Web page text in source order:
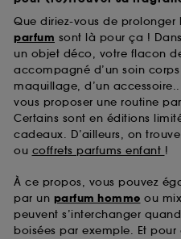
Que diriez-vous de prolonger
parfum sont là pour ça !
un objet déco, votre flacon
accompagné d’un soin
maquillage, d’un
vous proposer une routine
Certains sont en éditions
cadeaux. D’ailleurs, on trouve
ou coffrets parfums enfant !
À ce propos, vous pouvez
par un parfum homme ou
peuvent s’interchanger
boisées par exemple. Et pour